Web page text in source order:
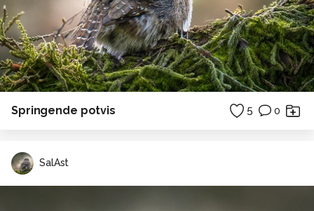
Springende potvis 5 0
SalAst